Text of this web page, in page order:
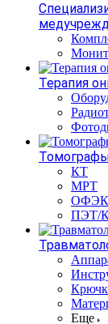
Терапия
КТ
МРТ
ПЭТ/
Еще